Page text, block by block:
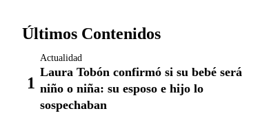
Últimos Contenidos
Actualidad
Laura Tobón confirmó si su bebé será
niño o niña: su esposo e hijo lo
sospechaban